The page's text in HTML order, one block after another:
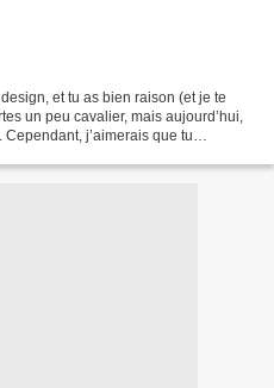
et tu as bien raison (et je te
un peu cavalier, mais aujourd’hui,
j’aimerais que tu